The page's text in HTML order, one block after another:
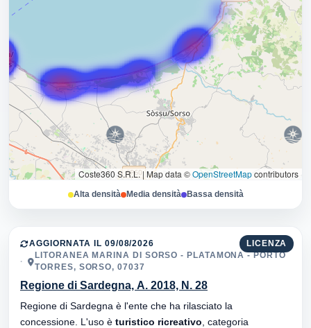
Coste360 S.R.L.| Map data ©OpenStreetMapcontributors
Alta densità Media densità Bassa densità
LICENZA
AGGIORNATA IL 09/08/2026
LITORANEA MARINA DI SORSO - PLATAMONA - PORTO
TORRES, SORSO, 07037
Regione di Sardegna, A. 2018, N. 28
Regione di Sardegna è l'ente che ha rilasciato la
concessione. L'uso è turistico ricreativo , categoria